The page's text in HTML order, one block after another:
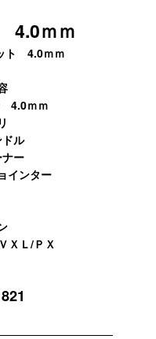
4.0ｍｍ
ト 4.0ｍｍ
4.0ｍｍ
ドル
ナー
インター
ＸＬ/ＰＸ
821